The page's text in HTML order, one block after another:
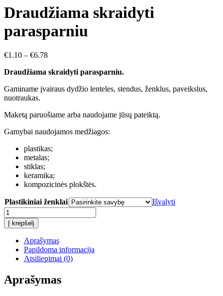
Draudžiama skraidyti
parasparniu
€1.10 – €6.78
Draudžiama skraidyti parasparniu.
Gaminame įvairaus dydžio lenteles, stendus, ženklus, paveikslus,
nuotraukas.
Maketą paruošiame arba naudojame jūsų pateiktą.
Gamybai naudojamos medžiagos:
plastikas;
metalas;
stiklas;
keramika;
kompozicinės plokštės.
Plastikiniai ženklai
Išvalyti
produkto
kiekis:
Draudžiama
skraidyti
parasparniu
Į krepšelį
Aprašymas
Papildoma informacija
Atsiliepimai (0)
Aprašymas